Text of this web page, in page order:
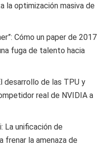
la optimización masiva de
Cómo un paper de 2017
fuga de talento hacia
desarrollo de las TPU y
real de NVIDIA a
La unificación de
frenar la amenaza de